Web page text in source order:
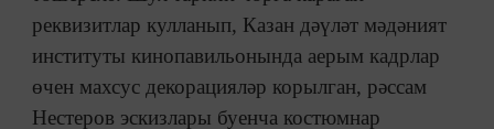
реквизитлар кулланып, Казан дәүләт мәдәният
институты кинопавильонында аерым кадрлар
өчен махсус декорацияләр корылган, рәссам
Нестеров эскизлары буенча костюмнар